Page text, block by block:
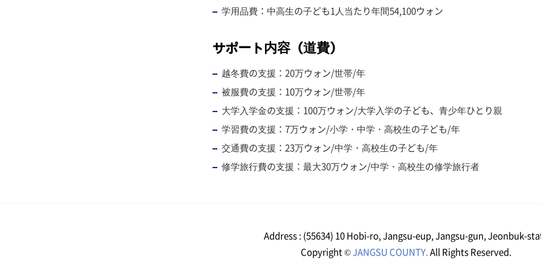
学用品費：中高生の子ども1人当たり年間54,100ウォン
サポート内容（道費）
越冬費の支援：20万ウォン/世帯/年
被服費の支援：10万ウォン/世帯/年
大学入学金の支援：100万ウォン/大学入学の子ども、青少年ひとり親
学習費の支援：7万ウォン/小学・中学・高校生の子ども/年
交通費の支援：23万ウォン/中学・高校生の子ども/年
修学旅行費の支援：最大30万ウォン/中学・高校生の修学旅行者
Address : (55634) 10 Hobi-ro, Jangsu-eup, Jangsu-gun, Jeonbuk-
Copyright ©JANGSU COUNTY.All Rights Reserved.